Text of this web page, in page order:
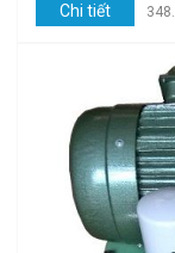
Chi tiết